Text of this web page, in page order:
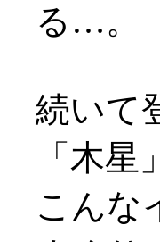
る…。
続いて
「木
こんな